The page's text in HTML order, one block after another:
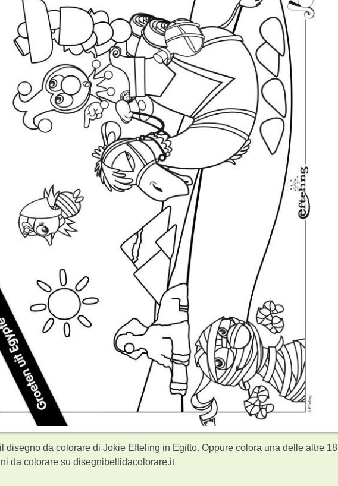
disegno da colorare di Jokie Efteling in Egitto. Oppure colora una delle altre 18
da colorare su disegnibellidacolorare.it